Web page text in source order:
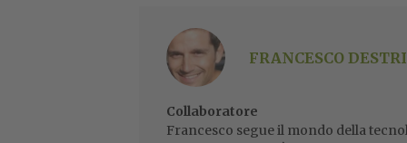
FRANCESCO DESTRI
Collaboratore
Francesco segue il mondo della